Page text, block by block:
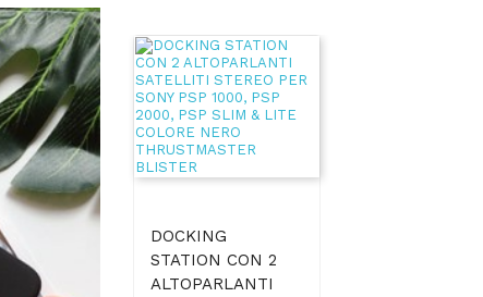
DOCKING
STATION CON 2
ALTOPARLANTI